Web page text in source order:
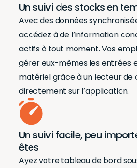
Un suivi des stocks en
Avec des données
accédez à de l’information
actifs à tout moment. Vos
gérer eux-mêmes les entrées
matériel grâce à un lecteur de
directement sur l’application.
Un suivi facile, peu
êtes
Ayez votre tableau de bord